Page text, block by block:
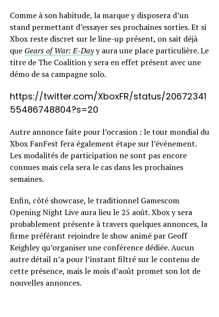
Comme à son habitude, la marque y disposera d’un
stand permettant d’essayer ses prochaines sorties. Et si
Xbox reste discret sur le line-up présent, on sait déjà
que Gears of War: E-Dayy aura une place particulière. Le
titre de The Coalition y sera en effet présent avec une
démo de sa campagne solo.
https://twitter.com/XboxFR/status/20672341
55486748804?s=20
Autre annonce faite pour l’occasion : le tour mondial du
Xbox FanFest fera également étape sur l’événement.
Les modalités de participation ne sont pas encore
connues mais cela sera le cas dans les prochaines
semaines.
Enfin, côté showcase, le traditionnel Gamescom
Opening Night Live aura lieu le 25 août. Xbox y sera
probablement présente à travers quelques annonces, la
firme préférant rejoindre le show animé par Geoff
Keighley qu’organiser une conférence dédiée. Aucun
autre détail n’a pour l’instant filtré sur le contenu de
cette présence, mais le mois d’août promet son lot de
nouvelles annonces.